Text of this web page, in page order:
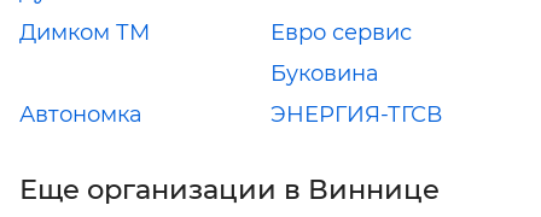
Димком ТМ
Евро сервис
Буковина
Автономка
ЭНЕРГИЯ-ТГСВ
Еще организации в Виннице